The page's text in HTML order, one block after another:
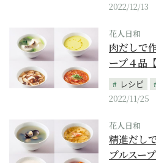
2022/12/13
花人日和
肉だしで
ープ４品
レシピ
2022/11/25
花人日和
精進だし
プルスー